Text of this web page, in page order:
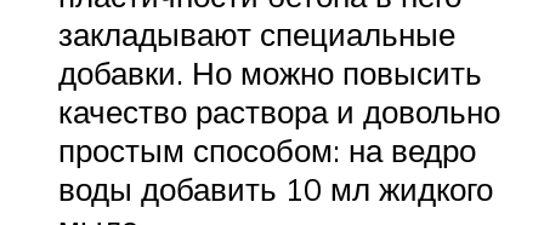
закладывают специальные
добавки. Но можно повысить
качество раствора и довольно
простым способом: на ведро
воды добавить 10 мл жидкого